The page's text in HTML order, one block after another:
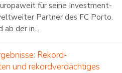
für seine Investment-
Partner des FC Porto.
ab der in...
Rekord-
und rekordverdächtiges